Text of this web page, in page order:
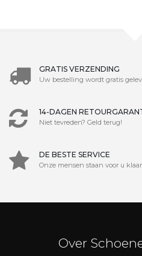
GRATIS VERZENDING
Uw bestelling wordt gratis
14-DAGEN
Niet tevreden? Geld terug!
DE BESTE SERVICE
Onze mensen staan voor u klaar
Over